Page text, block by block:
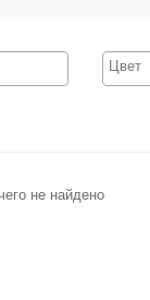
не найдено